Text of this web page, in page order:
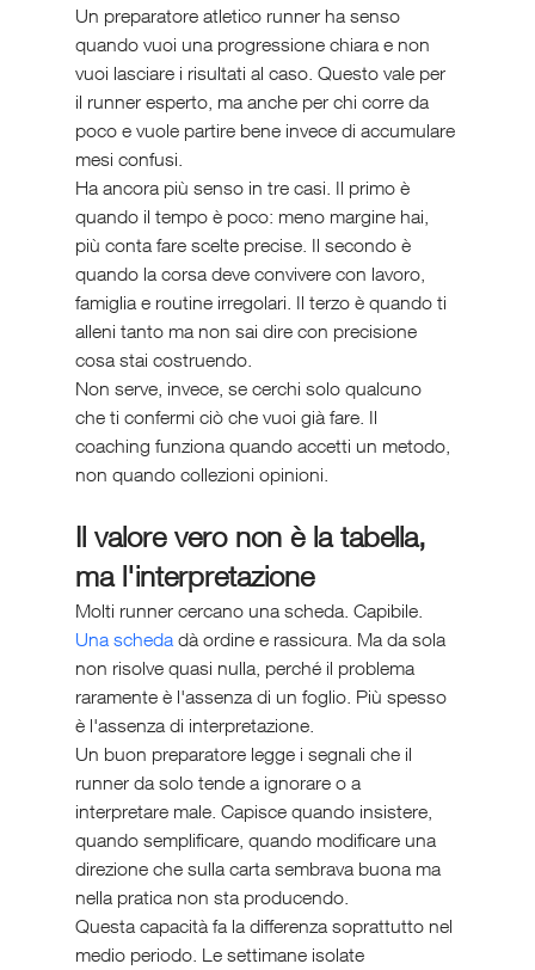
Un preparatore atletico runner ha senso
quando vuoi una progressione chiara e non
vuoi lasciare i risultati al caso. Questo vale per
il runner esperto, ma anche per chi corre da
poco e vuole partire bene invece di accumulare
mesi confusi.
Ha ancora più senso in tre casi. Il primo è
quando il tempo è poco: meno margine hai,
più conta fare scelte precise. Il secondo è
quando la corsa deve convivere con lavoro,
famiglia e routine irregolari. Il terzo è quando ti
alleni tanto ma non sai dire con precisione
cosa stai costruendo.
Non serve, invece, se cerchi solo qualcuno
che ti confermi ciò che vuoi già fare. Il
coaching funziona quando accetti un metodo,
non quando collezioni opinioni.
Il valore vero non è la tabella,
ma l'interpretazione
Molti runner cercano una scheda. Capibile.
Una scheda dà ordine e rassicura. Ma da sola
non risolve quasi nulla, perché il problema
raramente è l'assenza di un foglio. Più spesso
è l'assenza di interpretazione.
Un buon preparatore legge i segnali che il
runner da solo tende a ignorare o a
interpretare male. Capisce quando insistere,
quando semplificare, quando modificare una
direzione che sulla carta sembrava buona ma
nella pratica non sta producendo.
Questa capacità fa la differenza soprattutto nel
medio periodo. Le settimane isolate